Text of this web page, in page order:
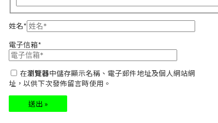
姓名*
電子信箱*
在瀏覽器中儲存顯示名稱、電子郵件地址及個人網站網
址，以供下次發佈留言時使用。